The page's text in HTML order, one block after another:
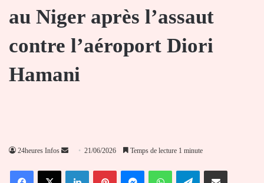
au Niger après l’assaut
contre l’aéroport Diori
Hamani
24heures Infos
Envoyer
courriel
21/06/2026 Temps de lecture 1 minute
FacebookX LinkedinPinterestMessengerWhatsAppTelegramPartager par email